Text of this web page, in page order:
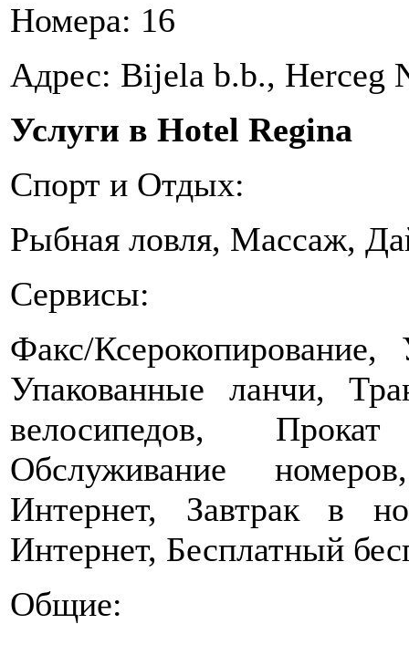
Номера: 16
Адрес: Bijela b.b., Herceg
Услуги в Hotel Regina
Спорт и Отдых:
Рыбная ловля, Массаж,
Сервисы:
Факс/
Упакованные ланчи,
велосипедов,
Обслуживание
Интернет, Завтрак в
Интернет, Бесплатный
Общие: